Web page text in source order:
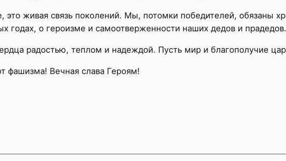
это живая связь поколений. Мы, потомки победителей, обязаны
годах, о героизме и самоотверженности наших дедов и прадедов.
радостью, теплом и надеждой. Пусть мир и благополучие
Вечная слава Героям!